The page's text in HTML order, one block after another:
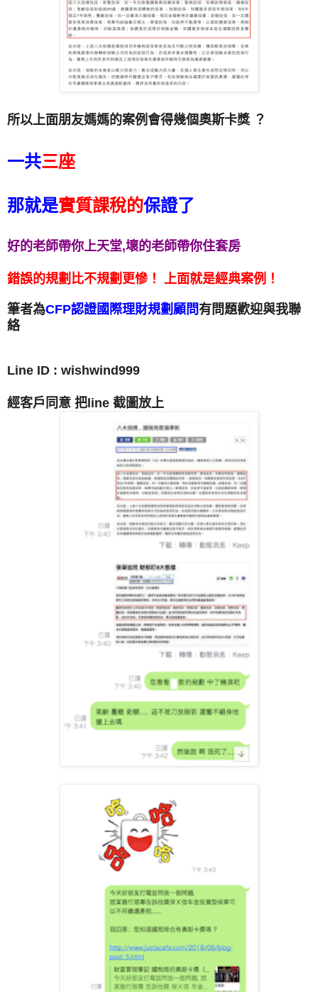
所以上面朋友媽媽的案例會得幾個奧斯卡獎 ？
一共三座
那就是實質課稅的保證了
好的老師帶你上天堂,壞的老師帶你住套房
錯誤的規劃比不規劃更慘！ 上面就是經典案例！
筆者為CFP認證國際理財規劃顧問有問題歡迎與我聯
絡
Line ID : wishwind999
經客戶同意 把line 截圖放上